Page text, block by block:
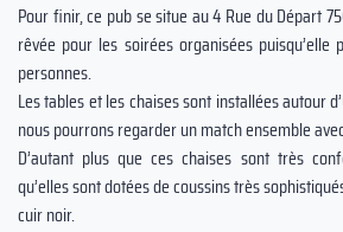
Pour finir, ce pub se situe au 4 Rue du Départ
rêvée pour les soirées organisées puisqu’elle
personnes.
Les tables et les chaises sont installées autour
nous pourrons regarder un match ensemble
D’autant plus que ces chaises sont très
qu’elles sont dotées de coussins très
cuir noir.